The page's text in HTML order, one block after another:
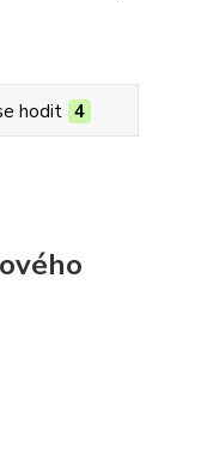
hodit 4